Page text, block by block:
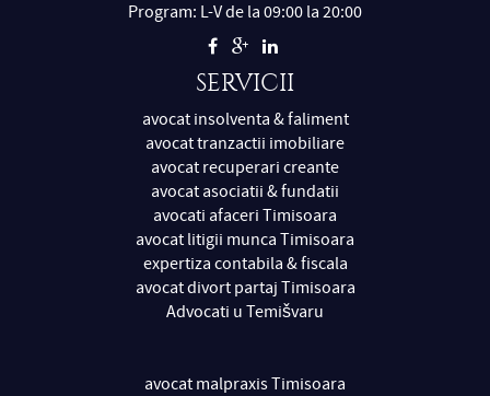
Program: L-V de la 09:00 la 20:00
SERVICII
avocat insolventa & faliment
avocat tranzactii imobiliare
avocat recuperari creante
avocat asociatii & fundatii
avocati afaceri Timisoara
avocat litigii munca Timisoara
expertiza contabila & fiscala
avocat divort partaj Timisoara
Advocati u Temišvaru
avocat malpraxis Timisoara